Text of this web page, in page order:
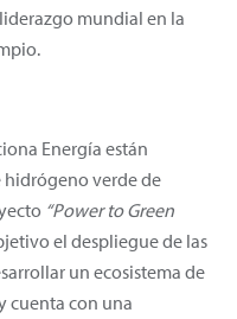
mundial en la
Energía están
verde de
“Power to Green
el despliegue de las
un ecosistema de
cuenta con una